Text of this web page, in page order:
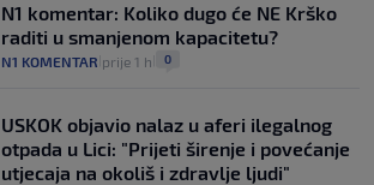
N1 komentar: Koliko dugo će NE Krško
raditi u smanjenom kapacitetu?
N1 KOMENTAR prije 1 h 0
USKOK objavio nalaz u aferi ilegalnog
otpada u Lici: "Prijeti širenje i povećanje
utjecaja na okoliš i zdravlje ljudi"